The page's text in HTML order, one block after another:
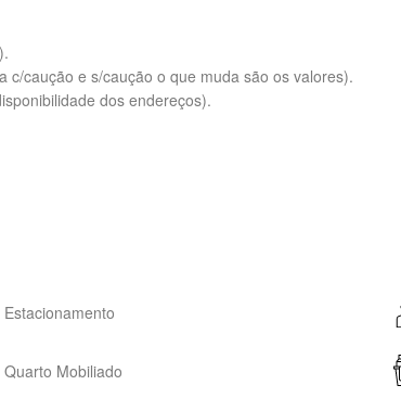
caução e s/caução o que muda são os valores).
dos endereços).
Estacionamento
Quarto Mobiliado